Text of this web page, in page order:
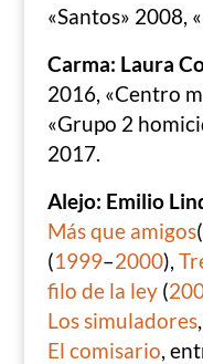
«Santos» 2008,
Carma: Laura
2016, «Centro
«Grupo 2
2017.
Alejo: Emilio
Más que amigos(
(1999–2000),
filo de la ley(
Los simuladores,
El comisario,